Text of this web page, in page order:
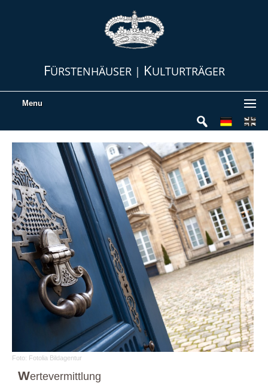
FÜRSTENHÄUSER | KULTURTRÄGER
Menu
Foto: Fotolia Bildagentur
Wertevermittlung